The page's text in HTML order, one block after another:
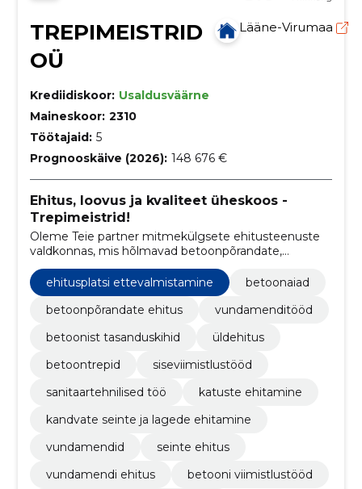
TREPIMEISTRID
OÜ
Lääne-Virumaa
Krediidiskoor: Usaldusväärne
Maineskoor: 2310
Töötajaid: 5
Prognooskäive (2026): 148 676 €
Ehitus, loovus ja kvaliteet üheskoos -
Trepimeistrid!
Oleme Teie partner mitmekülgsete ehitusteenuste
valdkonnas, mis hõlmavad betoonpõrandate,
vundamentide, üldehituse, betoontreppide ja
betoonaedade rajamist.
ehitusplatsi ettevalmistamine
betoonaiad
betoonpõrandate ehitus
vundamenditööd
betoonist tasanduskihid
üldehitus
betoontrepid
siseviimistlustööd
sanitaartehnilised töö
katuste ehitamine
kandvate seinte ja lagede ehitamine
vundamendid
seinte ehitus
vundamendi ehitus
betooni viimistlustööd